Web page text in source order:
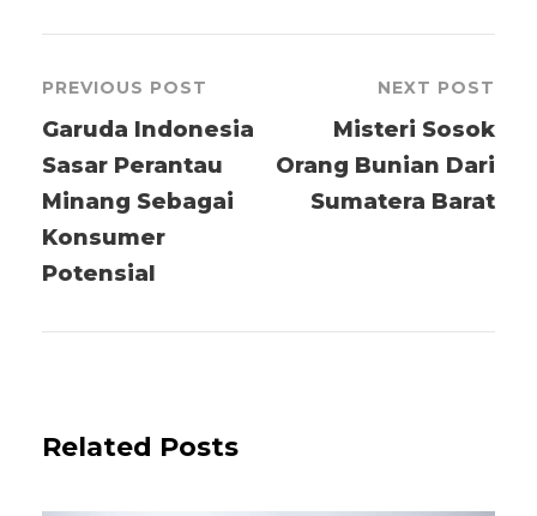
PREVIOUS POST
Garuda Indonesia
Sasar Perantau
Minang Sebagai
Konsumer
Potensial
NEXT POST
Misteri Sosok
Orang Bunian Dari
Sumatera Barat
Related Posts